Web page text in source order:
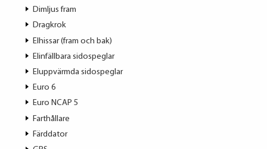
Dimljus fram
Dragkrok
Elhissar (fram och bak)
Elinfällbara sidospeglar
Eluppvärmda sidospeglar
Euro 6
Euro NCAP 5
Farthållare
Färddator